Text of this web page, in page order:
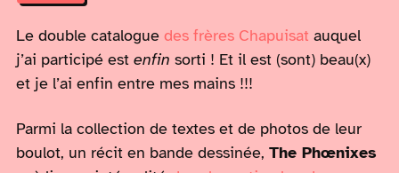
Le double catalogue des frères Chapuisat auquel
j’ai participé est enfin sorti ! Et il est (sont) beau(x)
et je l’ai enfin entre mes mains !!!
Parmi la collection de textes et de photos de leur
boulot, un récit en bande dessinée, The Phœnixes